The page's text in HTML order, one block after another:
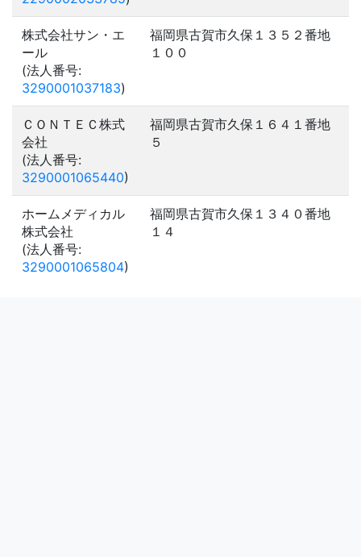
株式会社サン・エ
ール
(法人番号:
3290001037183)
福岡県古賀市久保１３５２番地
１００
ＣＯＮＴＥＣ株式
会社
(法人番号:
3290001065440)
福岡県古賀市久保１６４１番地
５
ホームメディカル
株式会社
(法人番号:
3290001065804)
福岡県古賀市久保１３４０番地
１４